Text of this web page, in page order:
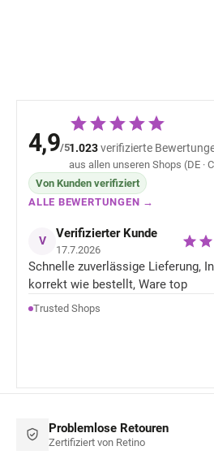
4,9/51.023verifizierte
aus allen unseren Shops (DE ·
Von Kunden verifiziert
ALLE BEWERTUNGEN →
V Verifizierter Kunde
17.7.2026
Schnelle zuverlässige Lieferung,
korrekt wie bestellt, Ware top
Trusted Shops
Problemlose Retouren
Zertifiziert von Retino